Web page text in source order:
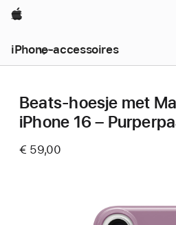
Apple
iPhone-accessoires
Beats-hoesje met
iPhone 16 –
€ 59,00